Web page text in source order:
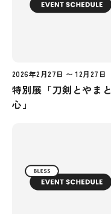
2026年2月27日 〜 12月27日
特別展「刀剣とやまと
心」